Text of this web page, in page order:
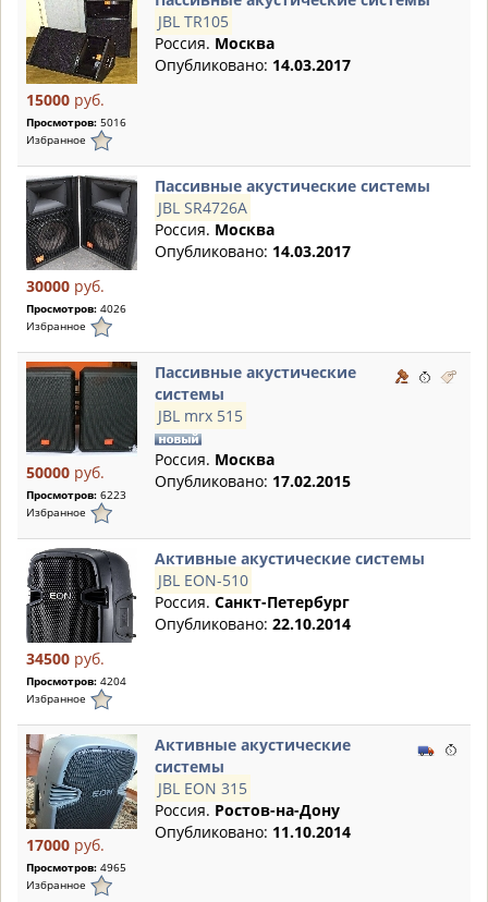
15000 руб.
Просмотров: 5016
Избранное
JBL TR105
Россия. Москва
Опубликовано: 14.03.2017
30000 руб.
Просмотров: 4026
Избранное
Пассивные акустические системы
JBL SR4726A
Россия. Москва
Опубликовано: 14.03.2017
50000 руб.
Просмотров: 6223
Избранное
Пассивные акустические
системы
JBL mrx 515
Россия. Москва
Опубликовано: 17.02.2015
34500 руб.
Просмотров: 4204
Избранное
Активные акустические системы
JBL EON-510
Россия. Санкт-Петербург
Опубликовано: 22.10.2014
17000 руб.
Просмотров: 4965
Избранное
Активные акустические
системы
JBL EON 315
Россия. Ростов-на-Дону
Опубликовано: 11.10.2014